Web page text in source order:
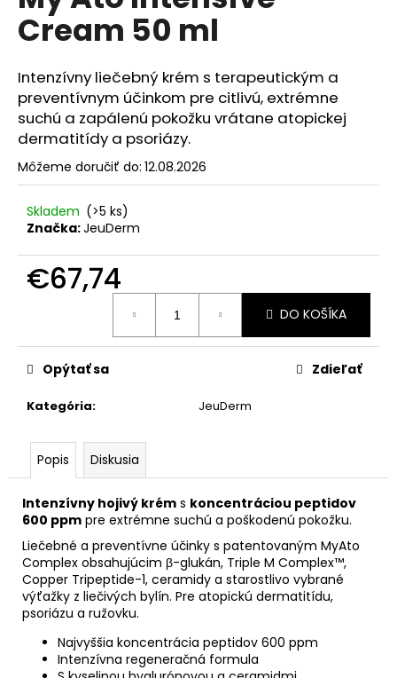
0,0
z
hviezdičiek.
Cream 50 ml
Intenzívny liečebný krém s terapeutickým a
preventívnym účinkom pre citlivú, extrémne
suchú a zapálenú pokožku vrátane atopickej
dermatitídy a psoriázy.
Môžeme doručiť do: 12.08.2026
Skladem (>5 ks)
Značka:JeuDerm
€67,74
DO KOŠÍKA
Kategória: JeuDerm
Opýtať sa Zdieľať
Popis Diskusia
Intenzívny hojivý krém s koncentráciou peptidov
600 ppm pre extrémne suchú a poškodenú pokožku.
Liečebné a preventívne účinky s patentovaným MyAto
Complex obsahujúcim β-glukán, Triple M Complex™,
Copper Tripeptide-1, ceramidy a starostlivo vybrané
výťažky z liečivých bylín. Pre atopickú dermatitídu,
psoriázu a ružovku.
Najvyššia koncentrácia peptidov 600 ppm
Intenzívna regeneračná formula
á
j
s
ť
?
O
o
ú
č
m
BIOMEDIX
COLLAGEN
€39,97